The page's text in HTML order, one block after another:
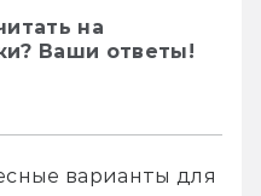
на
Ваши ответы!
варианты для